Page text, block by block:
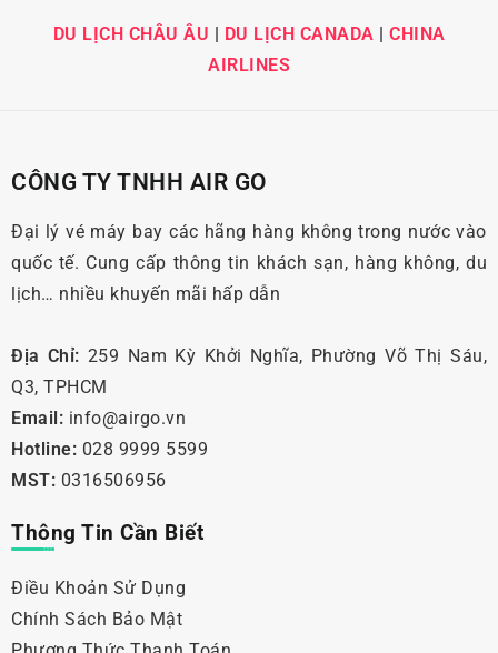
DU LỊCH CHÂU ÂU | DU LỊCH CANADA | CHINA
AIRLINES
CÔNG TY TNHH AIR GO
Đại lý vé máy bay các hãng hàng không trong nước vào
quốc tế. Cung cấp thông tin khách sạn, hàng không, du
lịch… nhiều khuyến mãi hấp dẫn
Địa Chỉ: 259 Nam Kỳ Khởi Nghĩa, Phường Võ Thị Sáu,
Q3, TPHCM
Email: info@airgo.vn
Hotline: 028 9999 5599
MST: 0316506956
Thông Tin Cần Biết
Điều Khoản Sử Dụng
Chính Sách Bảo Mật